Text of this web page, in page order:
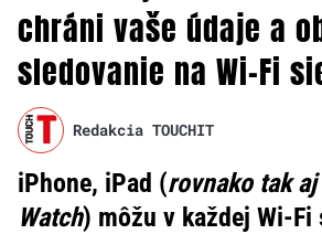
chráni vaše údaje a
sledovanie na Wi-Fi
Redakcia TOUCHIT
iPhone, iPad (rovnako tak
Watch) môžu v každej Wi-